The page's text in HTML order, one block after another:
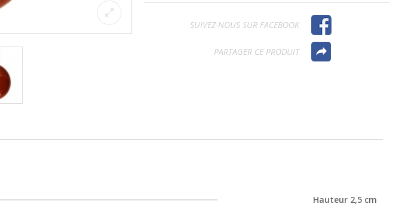
SUIVEZ-NOUS SUR FACEBOOK
PARTAGER CE PRODUIT
Hauteur 2,5 cm